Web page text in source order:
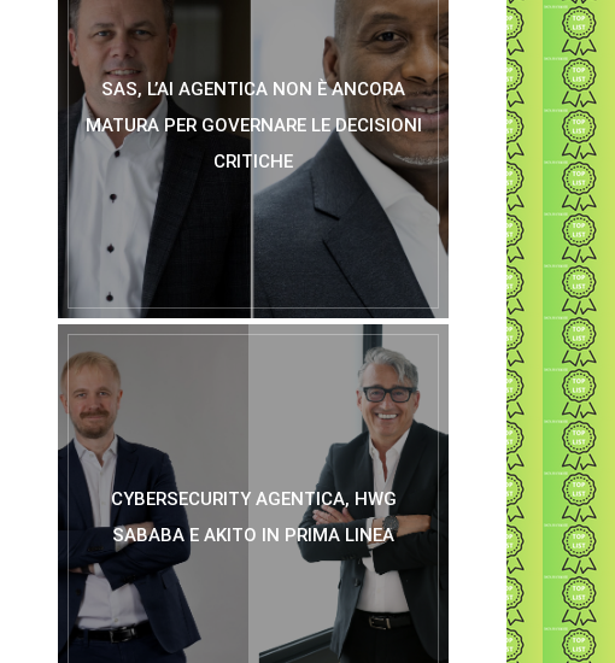
SAS, L’AI AGENTICA NON È ANCORA
MATURA PER GOVERNARE LE DECISIONI
CRITICHE
CYBERSECURITY AGENTICA, HWG
SABABA E AKITO IN PRIMA LINEA